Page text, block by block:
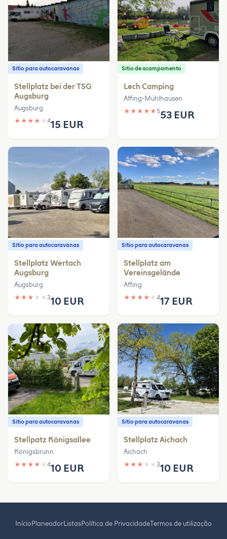
Sítio para autocaravanas
Stellplatz bei der TSG
Augsburg
Augsburg
★ ★ ★ ★ ★ 415 EUR
Sítio de acampamento
Lech Camping
Affing-Mühlhausen
★ ★ ★ ★ ★553 EUR
Sítio para autocaravanas
Stellplatz Wertach
Augsburg
Augsburg
★ ★ ★ ★ ★ 310 EUR
Sítio para autocaravanas
Stellplatz am
Vereinsgelände
Affing
★ ★ ★ ★ ★ 417 EUR
Sítio para autocaravanas
Stellpatz Königsallee
Königsbrunn
★ ★ ★ ★ ★ 410 EUR
Sítio para autocaravanas
Stellplatz Aichach
Aichach
★ ★ ★ ★ ★ 310 EUR
Início Planeador ListasPolítica de PrivacidadeTermos de utilização